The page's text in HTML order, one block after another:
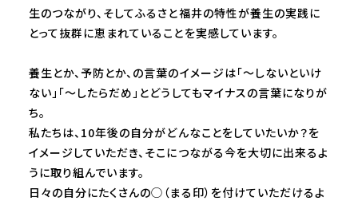
生のつながり、そしてふるさと福井の特性が養生の実践に
とって抜群に恵まれていることを実感しています。
養生とか、予防とか、の言葉のイメージは「〜しないといけ
ない」「〜したらだめ」とどうしてもマイナスの言葉になりが
ち。
私たちは、10年後の自分がどんなことをしていたいか？を
イメージしていただき、そこにつながる今を大切に出来るよ
うに取り組んでいます。
日々の自分にたくさんの◯（まる印）を付けていただけるよ